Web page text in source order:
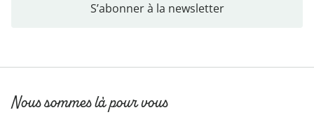
S’abonner à la newsletter
Nous sommes là pour vous